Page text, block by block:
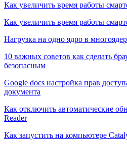
Как увеличить время работы
Как увеличить время работы
Нагрузка на одно ядро в
10 важных советов как сделать
безопасным
Google docs настройка прав
документа
Как отключить автоматические
Reader
Как запустить на компьютере